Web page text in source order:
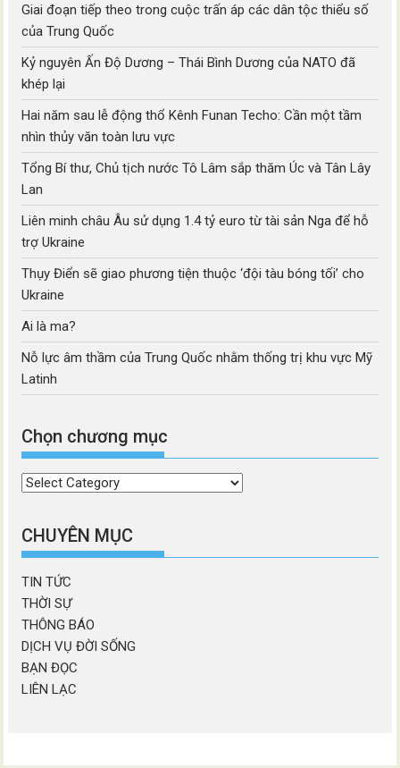
Giai đoạn tiếp theo trong cuộc trấn áp các dân tộc thiểu số
của Trung Quốc
Kỷ nguyên Ấn Độ Dương – Thái Bình Dương của NATO đã
khép lại
Hai năm sau lễ động thổ Kênh Funan Techo: Cần một tầm
nhìn thủy văn toàn lưu vực
Tổng Bí thư, Chủ tịch nước Tô Lâm sắp thăm Úc và Tân Lây
Lan
Liên minh châu Âu sử dụng 1.4 tỷ euro từ tài sản Nga để hỗ
trợ Ukraine
Thụy Điển sẽ giao phương tiện thuộc ‘đội tàu bóng tối’ cho
Ukraine
Ai là ma?
Nỗ lực âm thầm của Trung Quốc nhằm thống trị khu vực Mỹ
Latinh
Chọn chương mục
Chọn
mục
CHUYÊN MỤC
TIN TỨC
THỜI SỰ
THÔNG BÁO
DỊCH VỤ ĐỜI SỐNG
BẠN ĐỌC
LIÊN LẠC